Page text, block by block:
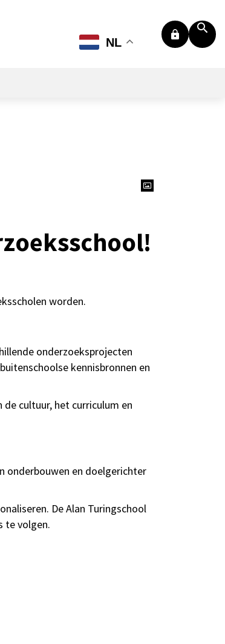
worden.
onderzoeksprojecten
kennisbronnen en
cultuur, het curriculum en
onderbouwen en doelgerichter
De Alan Turingschool
te volgen.
NL